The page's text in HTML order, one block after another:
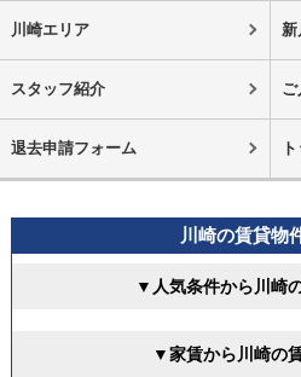
川崎エリア 新
スタッフ紹介
退去申請フォーム
川崎の賃貸物
▼人気条件から川崎
▼家賃から川崎の